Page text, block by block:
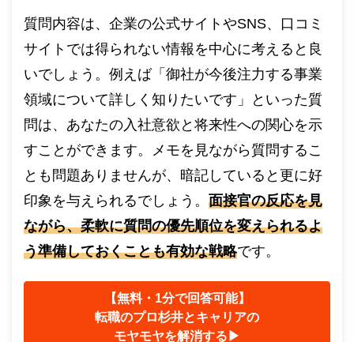
質問内容は、企業の公式サイトやSNS、口コミ
サイトでは得られない情報を中心に考えると良
いでしょう。例えば「御社が今後注力する事業
領域について詳しく知りたいです」といった質
問は、あなたの入社意欲と将来性への関心を示
すことができます。メモを見ながら質問するこ
とも問題ありませんが、暗記していると更に好
印象を与えられるでしょう。 面接官の反応を見
ながら、柔軟に質問の優先順位を変えられるよ
う準備しておくことも有効な戦略です。
【無料・1分で回答可能】
転職のプロ杉井とキャリアの
モヤモヤを解消する▶︎